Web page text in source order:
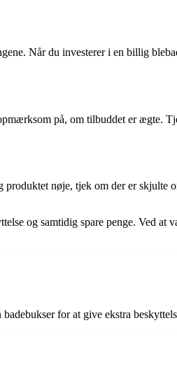
Når du investerer i en billig
på, om tilbuddet er ægte.
nøje, tjek om der er skjulte
og samtidig spare penge. Ved
for at give ekstra